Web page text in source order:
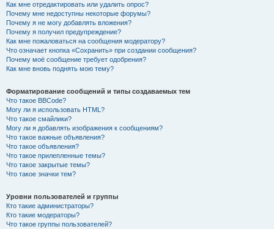
Как мне отредактировать или удалить опрос?
Почему мне недоступны некоторые форумы?
Почему я не могу добавлять вложения?
Почему я получил предупреждение?
Как мне пожаловаться на сообщения модератору?
Что означает кнопка «Сохранить» при создании сообщения?
Почему моё сообщение требует одобрения?
Как мне вновь поднять мою тему?
Форматирование сообщений и типы создаваемых тем
Что такое BBCode?
Могу ли я использовать HTML?
Что такое смайлики?
Могу ли я добавлять изображения к сообщениям?
Что такое важные объявления?
Что такое объявления?
Что такое прилепленные темы?
Что такое закрытые темы?
Что такое значки тем?
Уровни пользователей и группы
Кто такие администраторы?
Кто такие модераторы?
Что такое группы пользователей?